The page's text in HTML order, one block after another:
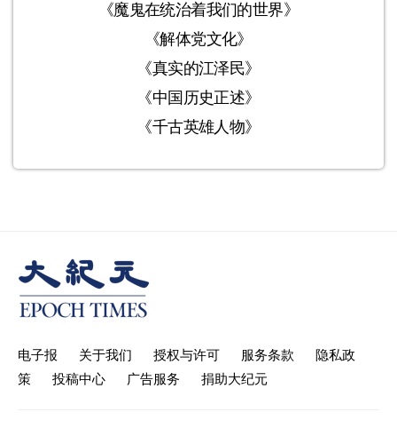
《魔鬼在统治着我们的世界》
《解体党文化》
《真实的江泽民》
《中国历史正述》
《千古英雄人物》
电子报 关于我们 授权与许可 服务条款
隐私政
策
投稿中心 广告服务 捐助大纪元